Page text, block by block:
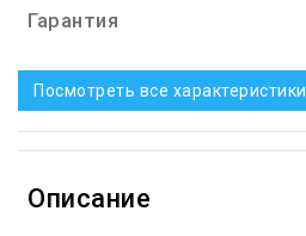
Гарантия
Посмотреть все характеристики
Описание